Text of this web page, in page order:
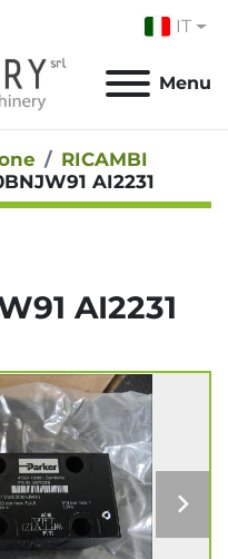
IT
Menu
RICAMBI
AI2231
AI2231